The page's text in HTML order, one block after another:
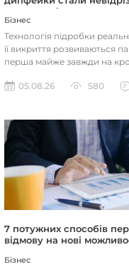
реальності
Бізнес
Технологія підробки
її викриття розвиваються
перша майже завжди на
05.08.26
580
7 потужних способів
відмову на нові
Бізнес